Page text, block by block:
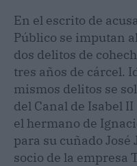
En el escrito de
Público se imputan
dos delitos de
tres años de cárcel.
mismos delitos se
del Canal de Isabel
el hermano de
para su cuñado José
socio de la empresa